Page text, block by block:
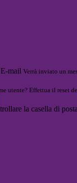
E-mail Verrà inviato un
utente? Effettua il reset
la casella di